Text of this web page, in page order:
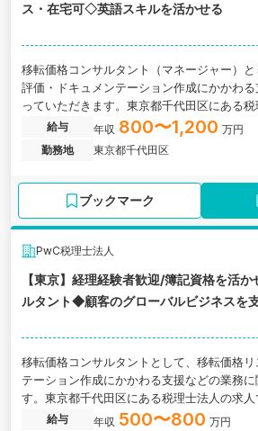
ス・在宅可◇英語スキルを活かせる
移転価格コンサルタント（マネージャー）
評価・ドキュメンテーション作成にかかわ
っていただきます。東京都千代田区にある税
給与 年収 800〜1,200 万円
勤務地
東京都千代田区
ブックマーク
PwC税理士法人
【東京】経理経験者歓迎/簿記資格を活
ルタント◆顧客のグローバルビジネスを
移転価格コンサルタントとして、移転価格
テーション作成にかかわる支援などの業務
す。東京都千代田区にある税理士法人の求人
給与 年収 500〜800 万円